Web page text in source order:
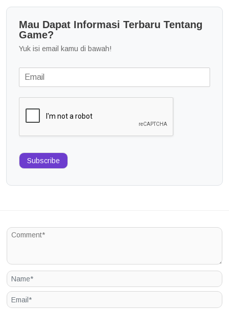
Mau Dapat Informasi Terbaru Tentang
Game?
Yuk isi email kamu di bawah!
Subscribe